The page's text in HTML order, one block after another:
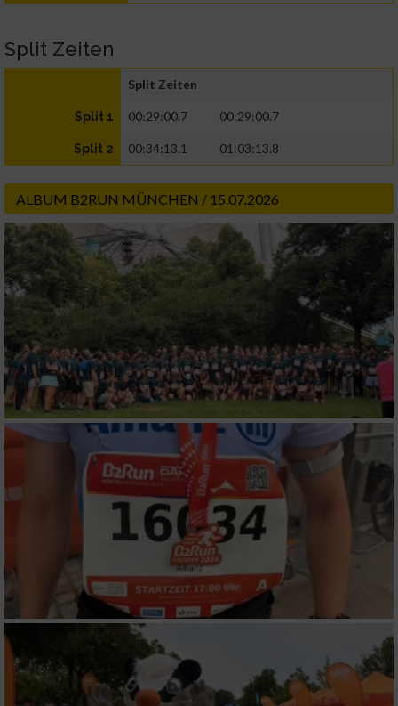
Split Zeiten
Split Zeiten
Split 1 00:29:00.7 00:29:00.7
Split 2 00:34:13.1 01:03:13.8
ALBUM B2RUN MÜNCHEN / 15.07.2026